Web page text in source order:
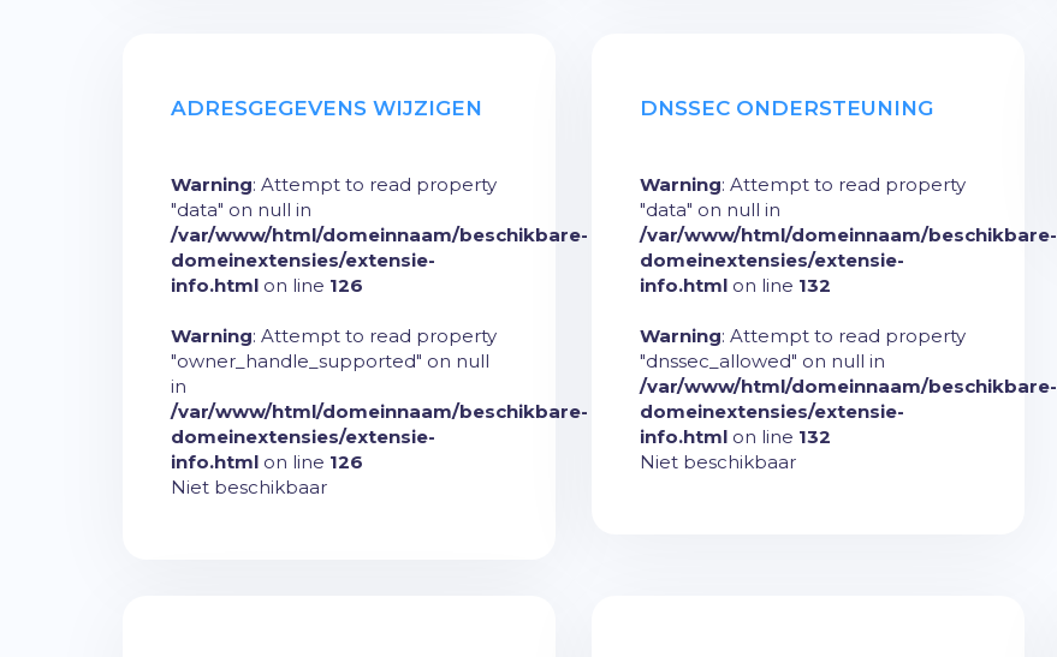
ADRESGEGEVENS WIJZIGEN
Warning: Attempt to read property
"data" on null in
/var/www/html/domeinnaam/beschikbare-
domeinextensies/extensie-
info.html on line 126
Warning: Attempt to read property
"owner_handle_supported" on null
in
/var/www/html/domeinnaam/beschikbare-
domeinextensies/extensie-
info.html on line 126
Niet beschikbaar
DNSSEC ONDERSTEUNING
Warning: Attempt to read property
"data" on null in
/var/www/html/domeinnaam/beschikbare-
domeinextensies/extensie-
info.html on line 132
Warning: Attempt to read property
"dnssec_allowed" on null in
/var/www/html/domeinnaam/beschikbare-
domeinextensies/extensie-
info.html on line 132
Niet beschikbaar